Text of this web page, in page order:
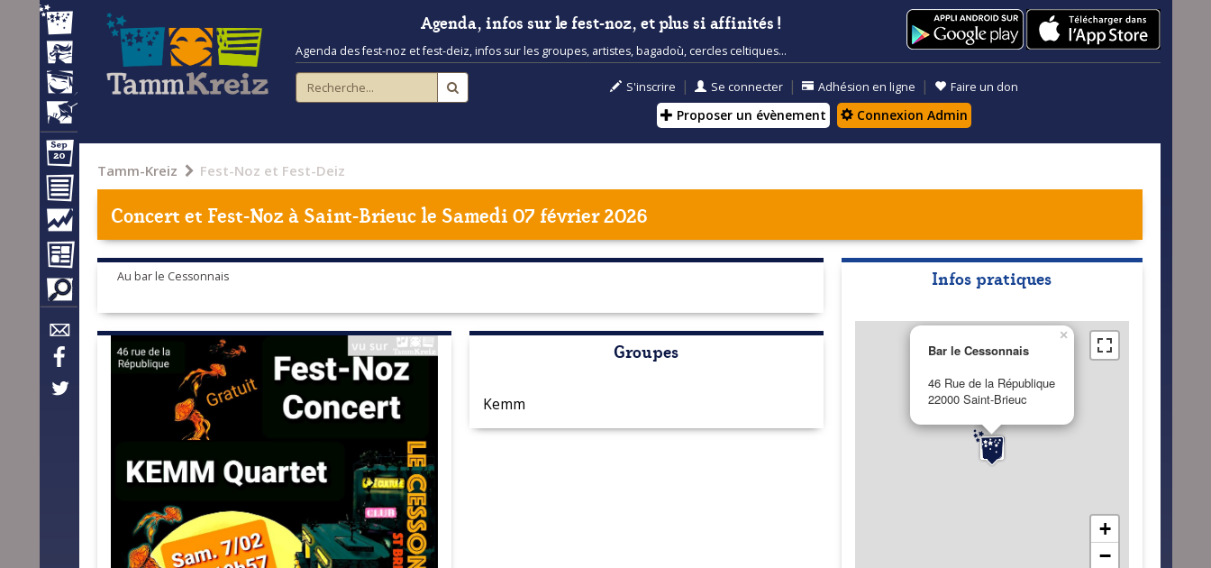
Agenda, infos sur le fest-noz, et plus si affinités !
Agenda des fest-noz et fest-deiz, infos sur les groupes, artistes, bagadoù, cercles celtiques...
S'inscrire | Se connecter | Adhésion en ligne | Faire un don
Proposer un évènement Connexion Admin
Tamm-Kreiz Fest-Noz et Fest-Deiz
Concert et Fest-Noz àSaint-Brieucle Samedi 07 février 2026
Au bar le Cessonnais
Groupes
Kemm
Infos pratiques
Bar le Cessonnais
46 Rue de la République
22000 Saint-Brieuc
×
+
−